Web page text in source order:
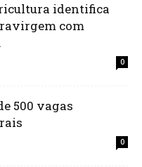
identifica
com
0
500 vagas
0